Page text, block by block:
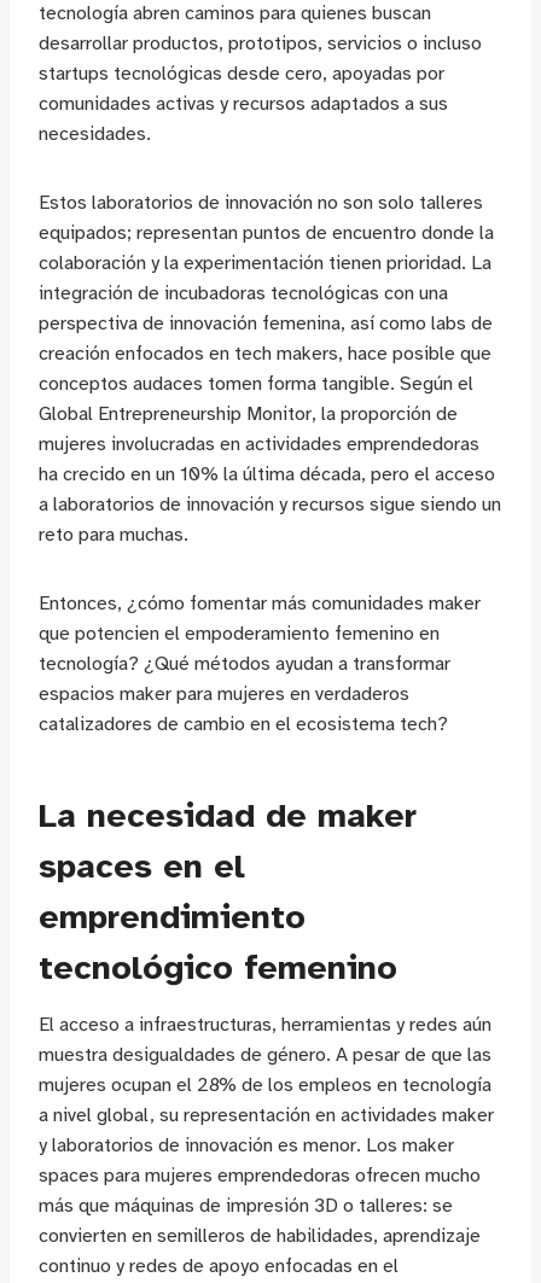
tecnología abren caminos para quienes buscan
desarrollar productos, prototipos, servicios o incluso
startups tecnológicas desde cero, apoyadas por
comunidades activas y recursos adaptados a sus
necesidades.
Estos laboratorios de innovación no son solo talleres
equipados; representan puntos de encuentro donde la
colaboración y la experimentación tienen prioridad. La
integración de incubadoras tecnológicas con una
perspectiva de innovación femenina, así como labs de
creación enfocados en tech makers, hace posible que
conceptos audaces tomen forma tangible. Según el
Global Entrepreneurship Monitor, la proporción de
mujeres involucradas en actividades emprendedoras
ha crecido en un 10% la última década, pero el acceso
a laboratorios de innovación y recursos sigue siendo un
reto para muchas.
Entonces, ¿cómo fomentar más comunidades maker
que potencien el empoderamiento femenino en
tecnología? ¿Qué métodos ayudan a transformar
espacios maker para mujeres en verdaderos
catalizadores de cambio en el ecosistema tech?
La necesidad de maker
spaces en el
emprendimiento
tecnológico femenino
El acceso a infraestructuras, herramientas y redes aún
muestra desigualdades de género. A pesar de que las
mujeres ocupan el 28% de los empleos en tecnología
a nivel global, su representación en actividades maker
y laboratorios de innovación es menor. Los maker
spaces para mujeres emprendedoras ofrecen mucho
más que máquinas de impresión 3D o talleres: se
convierten en semilleros de habilidades, aprendizaje
continuo y redes de apoyo enfocadas en el